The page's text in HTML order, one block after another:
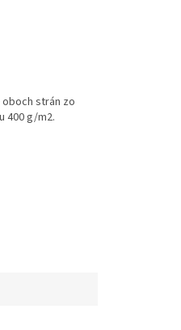
strán zo
400 g/m2.